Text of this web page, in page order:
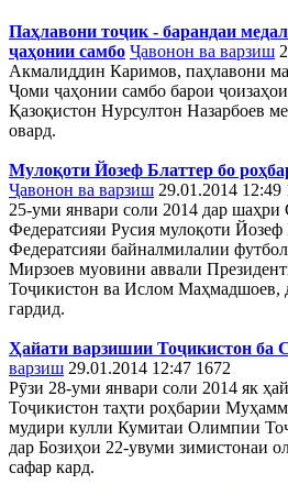
Паҳлавони тоҷик - барандаи
ҷаҳонии самбо Ҷавонон ва варзиш
Акмалиддин Каримов, паҳлавони
Ҷоми ҷаҳонии самбо барои
Қазоқистон Нурсултон Назарбоев
овард.
Мулоқоти Йозеф Блаттер бо
Ҷавонон ва варзиш 29.01.2014 12:49
25-уми январи соли 2014 дар шаҳри
Федератсияи Русия мулоқоти Йозеф
Федератсияи байналмилалии
Мирзоев муовини аввали
Тоҷикистон ва Ислом Маҳмадшоев,
гардид.
Ҳайати варзишии Тоҷикистон ба
варзиш 29.01.2014 12:47 1672
Рӯзи 28-уми январи соли 2014 як
Тоҷикистон таҳти роҳбарии
мудири кулли Кумитаи Олимпии
дар Бозиҳои 22-увуми зимистонаи
сафар кард.